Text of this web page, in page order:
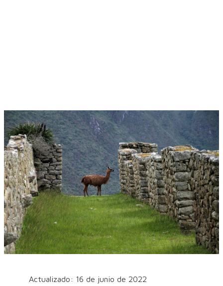
Actualizado: 16 de junio de 2022